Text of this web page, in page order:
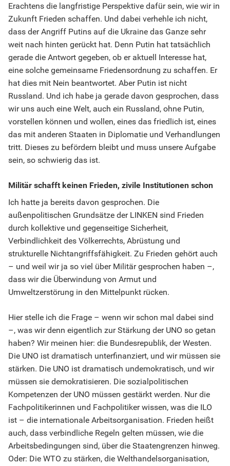
Erachtens die langfristige Perspektive dafür sein, wie wir in
Zukunft Frieden schaffen. Und dabei verhehle ich nicht,
dass der Angriff Putins auf die Ukraine das Ganze sehr
weit nach hinten gerückt hat. Denn Putin hat tatsächlich
gerade die Antwort gegeben, ob er aktuell Interesse hat,
eine solche gemeinsame Friedensordnung zu schaffen. Er
hat dies mit Nein beantwortet. Aber Putin ist nicht
Russland. Und ich habe ja gerade davon gesprochen, dass
wir uns auch eine Welt, auch ein Russland, ohne Putin,
vorstellen können und wollen, eines das friedlich ist, eines
das mit anderen Staaten in Diplomatie und Verhandlungen
tritt. Dieses zu befördern bleibt und muss unsere Aufgabe
sein, so schwierig das ist.
Militär schafft keinen Frieden, zivile Institutionen schon
Ich hatte ja bereits davon gesprochen. Die
außenpolitischen Grundsätze der LINKEN sind Frieden
durch kollektive und gegenseitige Sicherheit,
Verbindlichkeit des Völkerrechts, Abrüstung und
strukturelle Nichtangriffsfähigkeit. Zu Frieden gehört auch
– und weil wir ja so viel über Militär gesprochen haben –,
dass wir die Überwindung von Armut und
Umweltzerstörung in den Mittelpunkt rücken.
Hier stelle ich die Frage – wenn wir schon mal dabei sind
–, was wir denn eigentlich zur Stärkung der UNO so getan
haben? Wir meinen hier: die Bundesrepublik, der Westen.
Die UNO ist dramatisch unterfinanziert, und wir müssen sie
stärken. Die UNO ist dramatisch undemokratisch, und wir
müssen sie demokratisieren. Die sozialpolitischen
Kompetenzen der UNO müssen gestärkt werden. Nur die
Fachpolitikerinnen und Fachpolitiker wissen, was die ILO
ist – die internationale Arbeitsorganisation. Frieden heißt
auch, dass verbindliche Regeln gelten müssen, wie die
Arbeitsbedingungen sind, über die Staatengrenzen hinweg.
Oder: Die WTO zu stärken, die Welthandelsorganisation,